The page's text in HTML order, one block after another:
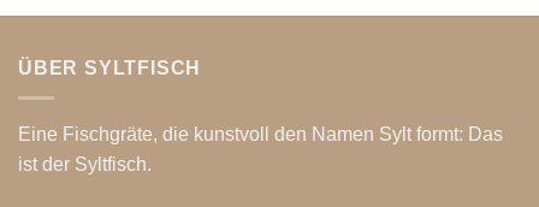
ÜBER SYLTFISCH
Eine Fischgräte, die kunstvoll den Namen Sylt formt: Das
ist der Syltfisch.